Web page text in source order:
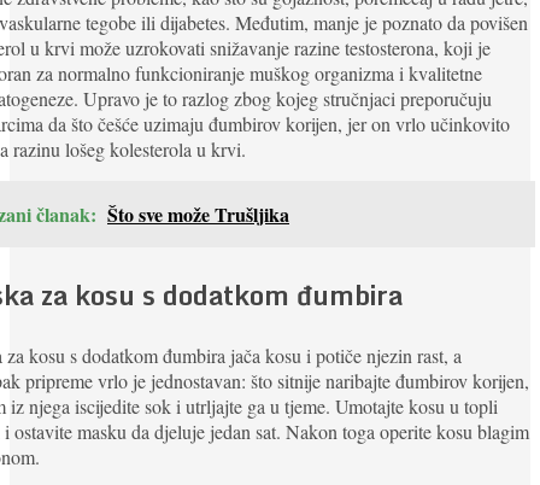
tegobe ili dijabetes. Međutim, manje je poznato da povišen
u krvi može uzrokovati snižavanje razine testosterona, koji je
za normalno funkcioniranje muškog organizma i kvalitetne
Upravo je to razlog zbog kojeg stručnjaci preporučuju
da što češće uzimaju đumbirov korijen, jer on vrlo učinkovito
razinu lošeg kolesterola u krvi.
članak: Što sve može Trušljika
za kosu s dodatkom đumbira
za kosu s dodatkom đumbira jača kosu i potiče njezin rast, a
pripreme vrlo je jednostavan: što sitnije naribajte đumbirov korijen,
iz njega iscijedite sok i utrljajte ga u tjeme. Umotajte kosu u topli
ostavite masku da djeluje jedan sat. Nakon toga operite kosu blagim